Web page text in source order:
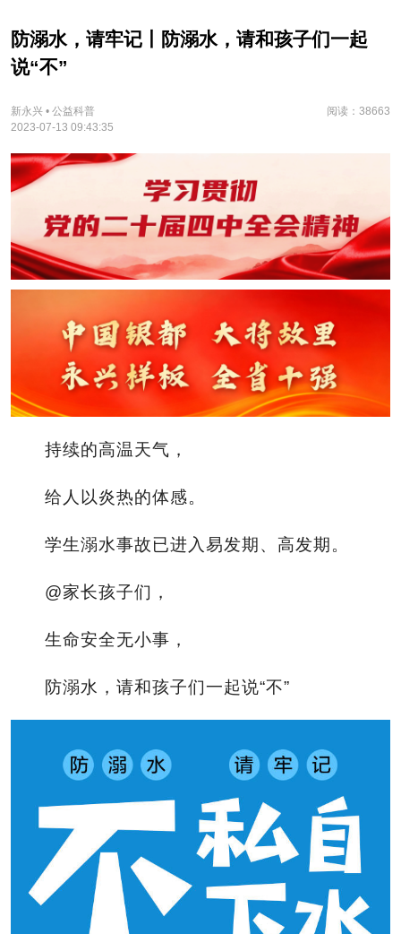
防溺水，请牢记丨防溺水，请和孩子们一起
说“不”
新永兴 • 公益科普
阅读：38663
2023-07-13 09:43:35
持续的高温天气，
给人以炎热的体感。
学生溺水事故已进入易发期、高发期。
@家长孩子们，
生命安全无小事，
防溺水，请和孩子们一起说“不”